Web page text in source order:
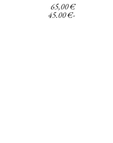
45,00€-
65,00€Rango
de